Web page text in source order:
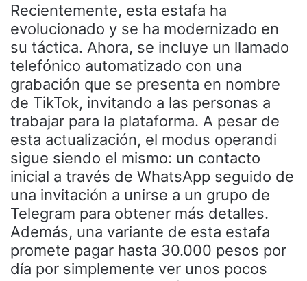
Recientemente, esta estafa ha
evolucionado y se ha modernizado en
su táctica. Ahora, se incluye un llamado
telefónico automatizado con una
grabación que se presenta en nombre
de TikTok, invitando a las personas a
trabajar para la plataforma. A pesar de
esta actualización, el modus operandi
sigue siendo el mismo: un contacto
inicial a través de WhatsApp seguido de
una invitación a unirse a un grupo de
Telegram para obtener más detalles.
Además, una variante de esta estafa
promete pagar hasta 30.000 pesos por
día por simplemente ver unos pocos